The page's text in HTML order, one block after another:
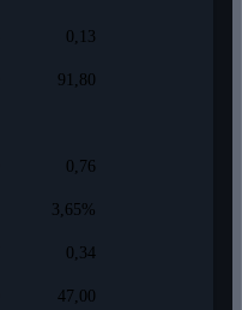
0,13
91,80
0,76
3,65%
0,34
47,00